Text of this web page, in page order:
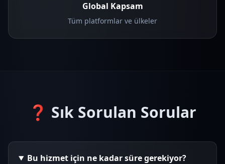
Global Kapsam
Tüm platformlar ve ülkeler
❓ Sık Sorulan Sorular
Bu hizmet için ne kadar süre gerekiyor?